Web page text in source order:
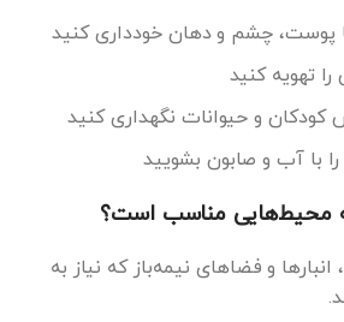
پوست، چشم و دهان خودداری کنید
تهویه کنید
و حیوانات نگهداری کنید
با آب و صابون بشویید
محیط‌هایی مناسب است؟
و فضاهای نیمه‌باز که نیاز به